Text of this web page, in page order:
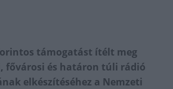
támogatást ítélt meg
fővárosi és határon túli rádió
elkészítéséhez a Nemzeti